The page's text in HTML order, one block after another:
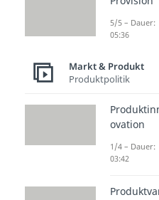
Den
Absatz-
5/5 – Dauer:
05:36
Markt & Produkt
Produktpolitik
ovation
1/4 – Dauer:
03:42